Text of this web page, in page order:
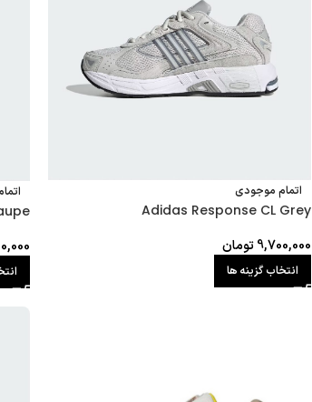
اتمام موجودی
Adidas Response CL Grey
9,700,000تومان
انتخاب گزینه ها